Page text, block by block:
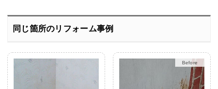
同じ箇所のリフォーム事例
After